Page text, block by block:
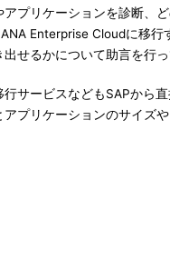
アプリケーションを診断、
Enterprise Cloudに移行
せるかについて助言を行っ
サービスなどもSAPから
プリケーションのサイズ